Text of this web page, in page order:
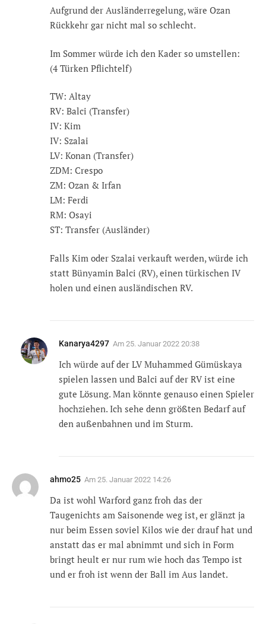
Aufgrund der Ausländerregelung, wäre Ozan
Rückkehr gar nicht mal so schlecht.
Im Sommer würde ich den Kader so umstellen:
(4 Türken Pflichtelf)
TW: Altay
RV: Balci (Transfer)
IV: Kim
IV: Szalai
LV: Konan (Transfer)
ZDM: Crespo
ZM: Ozan & Irfan
LM: Ferdi
RM: Osayi
ST: Transfer (Ausländer)
Falls Kim oder Szalai verkauft werden, würde ich
statt Bünyamin Balci (RV), einen türkischen IV
holen und einen ausländischen RV.
Kanarya4297 Am 25. Januar 2022 20:38
Ich würde auf der LV Muhammed Gümüskaya
spielen lassen und Balci auf der RV ist eine
gute Lösung. Man könnte genauso einen Spieler
hochziehen. Ich sehe denn größten Bedarf auf
den außenbahnen und im Sturm.
ahmo25 Am 25. Januar 2022 14:26
Da ist wohl Warford ganz froh das der
Taugenichts am Saisonende weg ist, er glänzt ja
nur beim Essen soviel Kilos wie der drauf hat und
anstatt das er mal abnimmt und sich in Form
bringt heult er nur rum wie hoch das Tempo ist
und er froh ist wenn der Ball im Aus landet.